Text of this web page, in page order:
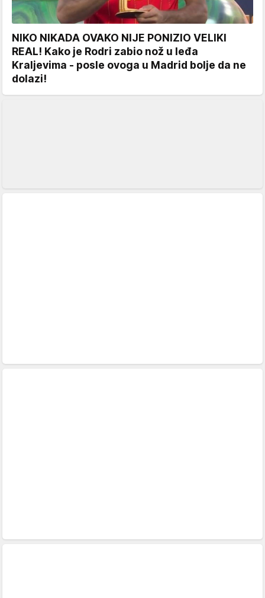
NIKO NIKADA OVAKO NIJE PONIZIO VELIKI
REAL! Kako je Rodri zabio nož u leđa
Kraljevima - posle ovoga u Madrid bolje da ne
dolazi!